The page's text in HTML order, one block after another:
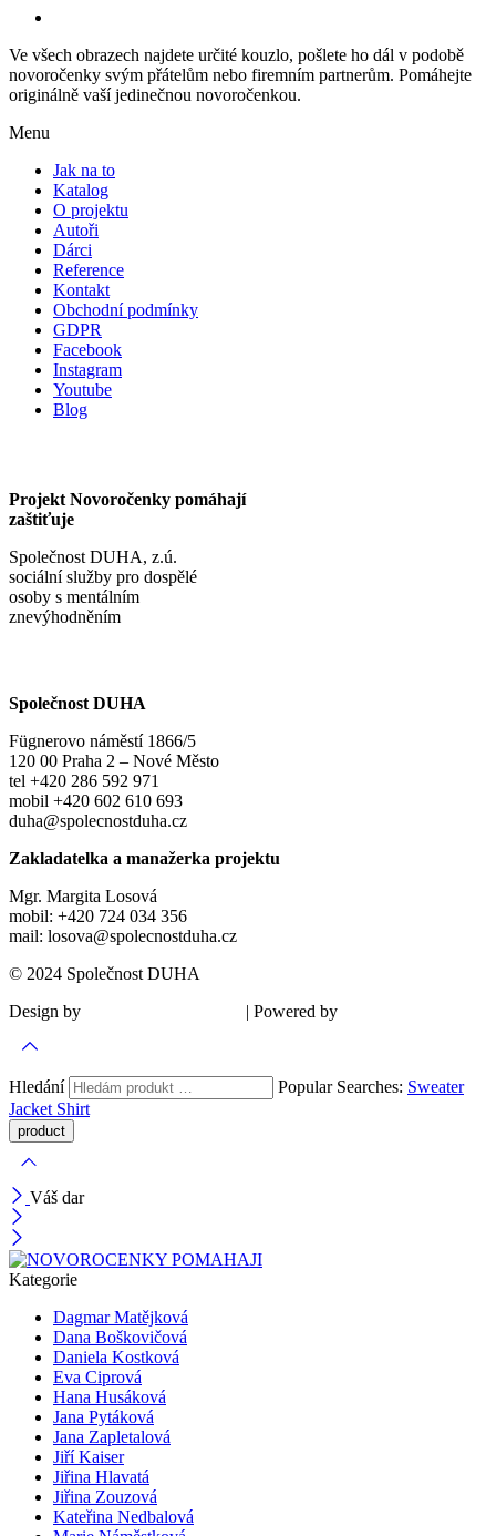
Ve všech obrazech najdete určité kouzlo, pošlete ho dál v podobě
novoročenky svým přátelům nebo firemním partnerům. Pomáhejte
originálně vaší jedinečnou novoročenkou.
Menu
Jak na to
Katalog
O projektu
Autoři
Dárci
Reference
Kontakt
Obchodní podmínky
GDPR
Facebook
Instagram
Youtube
Blog
Projekt Novoročenky pomáhají
zaštiťuje
Společnost DUHA, z.ú.
sociální služby pro dospělé
osoby s mentálním
znevýhodněním
Společnost DUHA
Fügnerovo náměstí 1866/5
120 00 Praha 2 – Nové Město
tel +420 286 592 971
mobil +420 602 610 693
duha@spolecnostduha.cz
Zakladatelka a manažerka projektu
Mgr. Margita Losová
mobil: +420 724 034 356
mail: losova@spolecnostduha.cz
© 2024 Společnost DUHA
Design by
| Powered by
Hledání Popular Searches: Sweater
Jacket Shirt
Váš dar
Kategorie
Dagmar Matějková
Dana Boškovičová
Daniela Kostková
Eva Ciprová
Hana Husáková
Jana Pytáková
Jana Zapletalová
Jiří Kaiser
Jiřina Hlavatá
Jiřina Zouzová
Kateřina Nedbalová